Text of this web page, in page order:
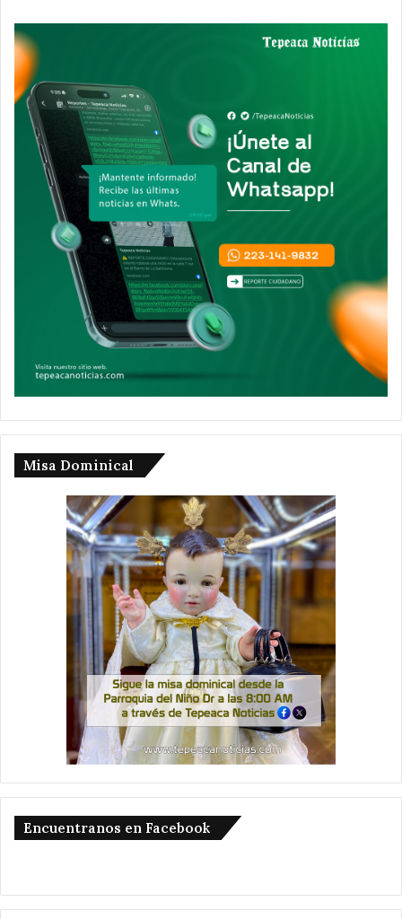
Misa Dominical
Encuentranos en Facebook